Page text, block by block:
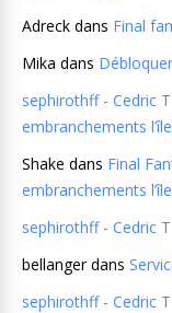
Adreck dans Final
Mika dans
sephirothff - Cedric T
embranchements
Shake dans Final
embranchements
sephirothff - Cedric T
bellangerdans
sephirothff - Cedric T